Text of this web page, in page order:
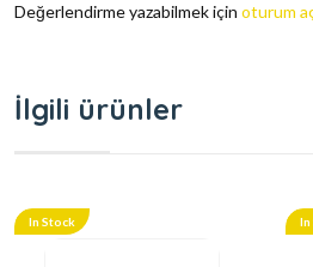
Değerlendirme yazabilmek için oturum
İlgili ürünler
In Stock In